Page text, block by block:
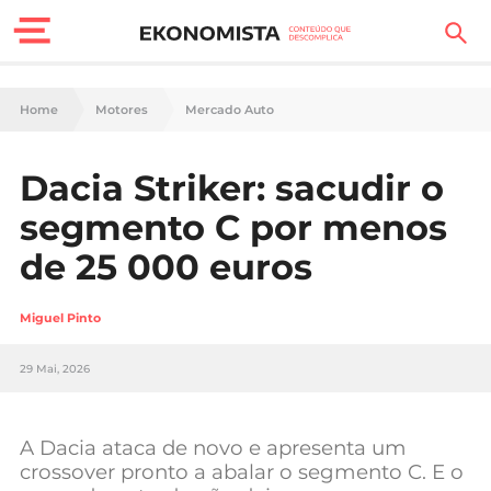
Finanças Pessoais
Carreira
Casa
Lifestyle
Sociedade
Negócios
Home Motores Mercado Auto
Dacia Striker: sacudir o
segmento C por menos
de 25 000 euros
Miguel Pinto
29 Mai, 2026
A Dacia ataca de novo e apresenta um
crossover pronto a abalar o segmento C. E o